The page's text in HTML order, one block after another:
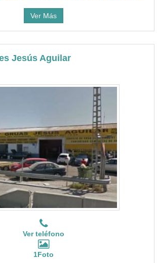
Ver Más
Jesús Aguilar
Ver teléfono
1Foto